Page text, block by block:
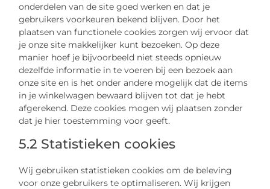
onderdelen van de site goed werken en dat je
gebruikers voorkeuren bekend blijven. Door het
plaatsen van functionele cookies zorgen wij ervoor dat
je onze site makkelijker kunt bezoeken. Op deze
manier hoef je bijvoorbeeld niet steeds opnieuw
dezelfde informatie in te voeren bij een bezoek aan
onze site en is het onder andere mogelijk dat de items
in je winkelwagen bewaard blijven tot dat je hebt
afgerekend. Deze cookies mogen wij plaatsen zonder
dat je hier toestemming voor geeft.
5.2 Statistieken cookies
Wij gebruiken statistieken cookies om de beleving
voor onze gebruikers te optimaliseren. Wij krijgen